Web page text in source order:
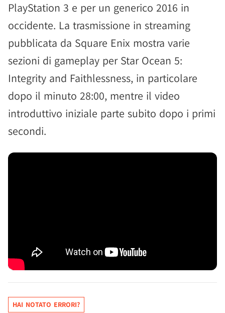
PlayStation 3 e per un generico 2016 in
occidente. La trasmissione in streaming
pubblicata da Square Enix mostra varie
sezioni di gameplay per Star Ocean 5:
Integrity and Faithlessness, in particolare
dopo il minuto 28:00, mentre il video
introduttivo iniziale parte subito dopo i primi
secondi.
HAI NOTATO ERRORI?